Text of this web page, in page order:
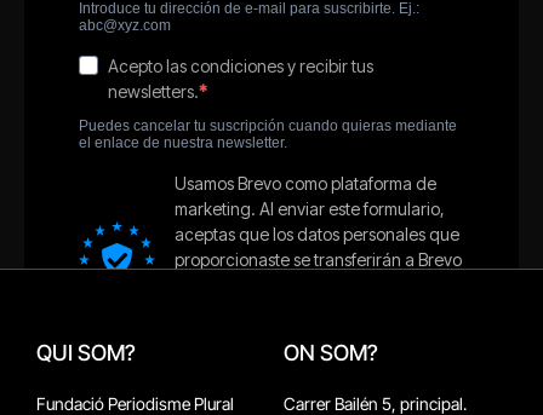
QUI SOM?
Fundació Periodisme Plural
ON SOM?
Carrer Bailén 5, principal.